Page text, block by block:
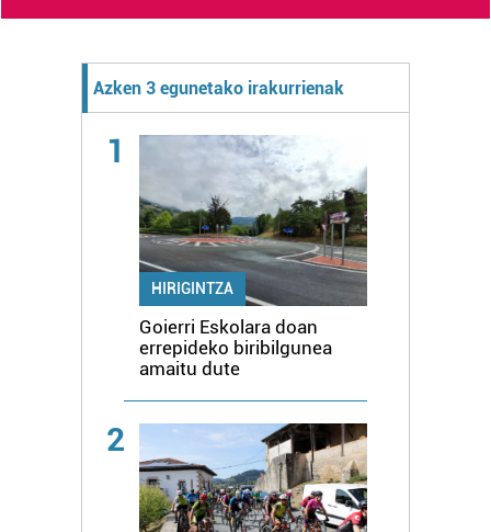
Azken 3 egunetako irakurrienak
1
HIRIGINTZA
Goierri Eskolara doan
errepideko biribilgunea
amaitu dute
2